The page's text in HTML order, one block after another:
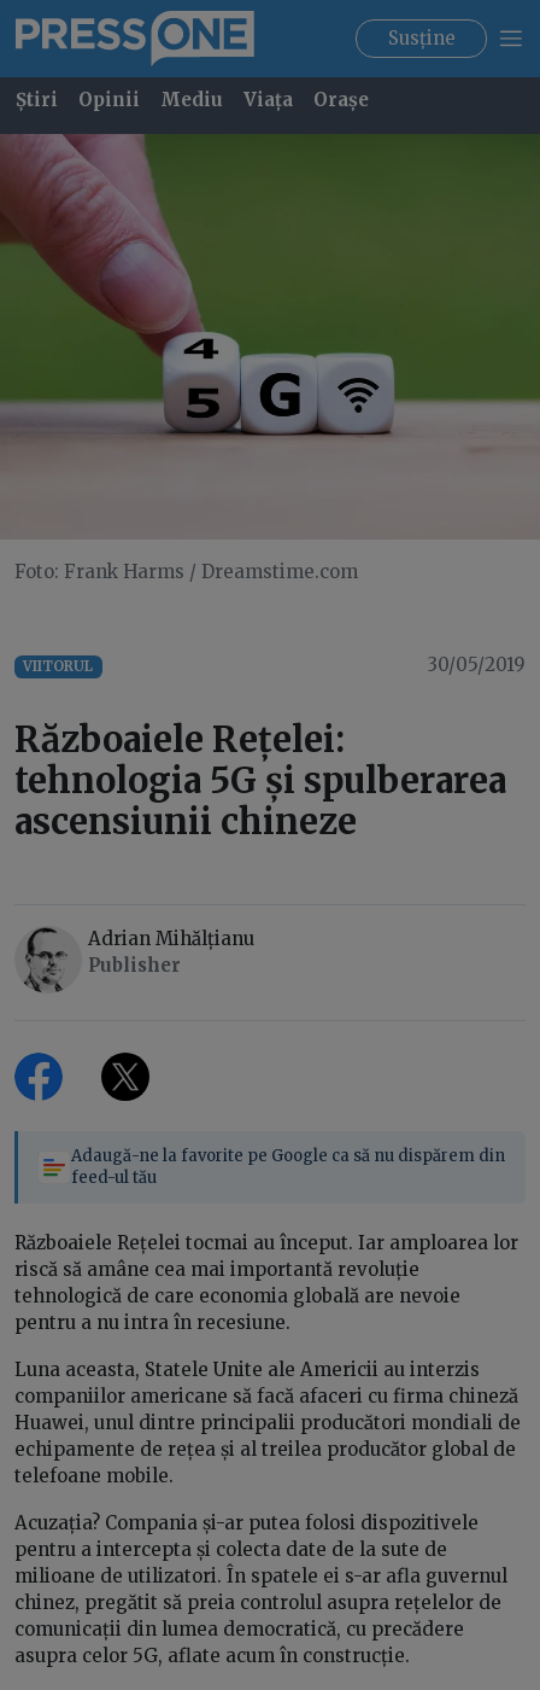
Susține
Știri Opinii Mediu Viața Orașe
Foto: Frank Harms / Dreamstime.com
VIITORUL 30/05/2019
Războaiele Rețelei:
tehnologia 5G și spulberarea
ascensiunii chineze
Adrian Mihălțianu
Publisher
Adaugă-ne la favorite pe Google ca să nu dispărem din
feed-ul tău
Războaiele Rețelei tocmai au început. Iar amploarea lor
riscă să amâne cea mai importantă revoluție
tehnologică de care economia globală are nevoie
pentru a nu intra în recesiune.
Luna aceasta, Statele Unite ale Americii au interzis
companiilor americane să facă afaceri cu firma chineză
Huawei, unul dintre principalii producători mondiali de
echipamente de rețea și al treilea producător global de
telefoane mobile.
Acuzația? Compania și-ar putea folosi dispozitivele
pentru a intercepta și colecta date de la sute de
milioane de utilizatori. În spatele ei s-ar afla guvernul
chinez, pregătit să preia controlul asupra rețelelor de
comunicații din lumea democratică, cu precădere
asupra celor 5G, aflate acum în construcție.